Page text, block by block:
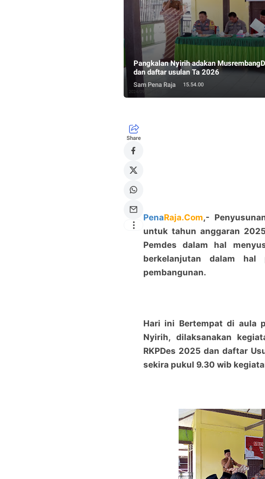
Pangkalan Nyirih adakan MusrembangDes dalam Penyusunan RKPDes Ta 2025
dan daftar usulan Ta 2026
Sam Pena Raja 15.54.00
Share
PenaRaja.Com,-
untuk tahun anggaran
Pemdes dalam hal
berkelanjutan dalam hal
pembangunan.
Hari ini Bertempat di aula
Nyirih, dilaksanakan
RKPDes 2025 dan daftar
sekira pukul 9.30 wib